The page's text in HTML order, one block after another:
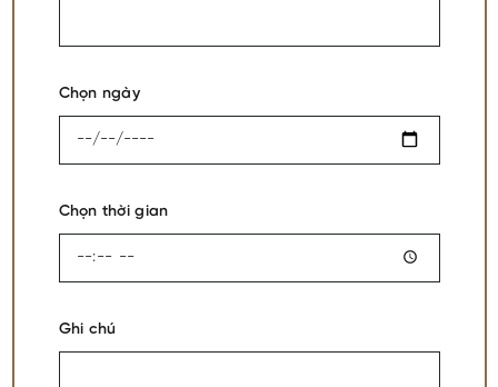
Chọn ngày
Chọn thời gian
Ghi chú